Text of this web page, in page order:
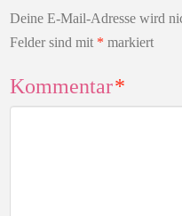
Deine E-Mail-Adresse wird
Felder sind mit * markiert
Kommentar*